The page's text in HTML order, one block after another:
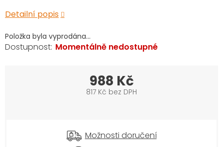
Položka byla vyprodána…
Detailní popis
Momentálně nedostupné
988 Kč
817 Kč bez DPH
Možnosti doručení